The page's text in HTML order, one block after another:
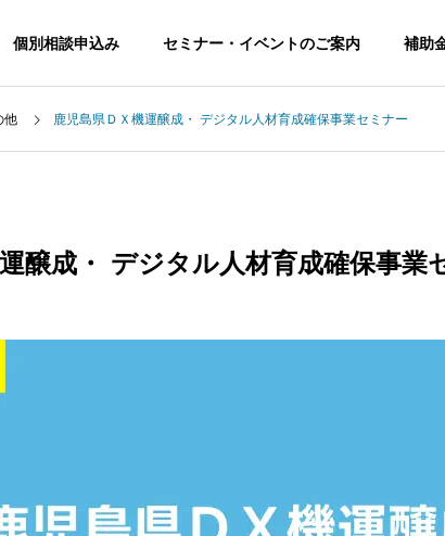
個別相談申込み セミナー・イベントのご案内 補助
他 鹿児島県ＤＸ機運醸成・ デジタル人材育成確保事業セミナー
醸成・ デジタル人材育成確保事業